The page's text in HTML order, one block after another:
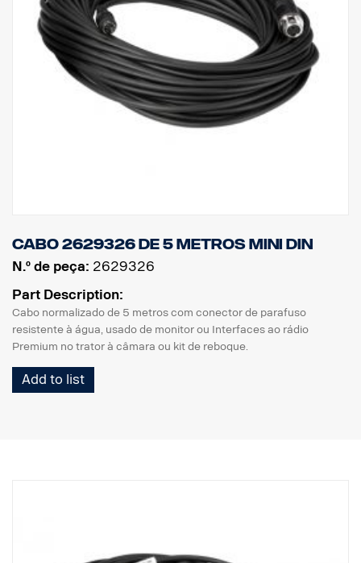
Cabo 2629326 de 5 metros MINI DIN
N.º de peça: 2629326
Part Description:
Cabo normalizado de 5 metros com conector de parafuso
resistente à água, usado de monitor ou Interfaces ao rádio
Premium no trator à câmara ou kit de reboque.
Add to list